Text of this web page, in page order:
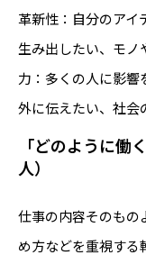
革新性：自分のアイ
生み出したい、モノ
力：多くの人に影
外に伝えたい、社会
「どのように働
人）
仕事の内容そのもの
め方などを重視する